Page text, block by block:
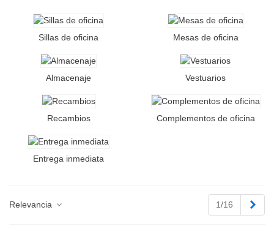
de oficinapara equipar despachos, puestos operativos, salas de
reunión, zonas comunes y oficinas completas. Trabajamos
mobiliario de oficina nuevo y reacondicionado
soluciones profesionales para empresas que buscan calidad,
buena imagen, ergonomía y ahorro.
Disponemos desillas de oficina ergonómicas,mesas de
complementos, congarantía profesional
asesoramiento especializado y entrega rápida en muchos
de contar con un equipo especializado en mobiliario profesional,
reacondicionamiento, montaje y aprovechamiento de espacios de
Sillas de oficina Mesas de oficina
Almacenaje Vestuarios
Recambios Complementos de oficina
Entrega inmediata
Relevancia 1/16